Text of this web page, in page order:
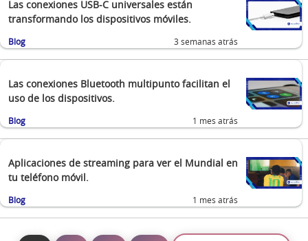
Las conexiones USB-C universales están
transformando los dispositivos móviles.
Blog 3 semanas atrás
Las conexiones Bluetooth multipunto facilitan el
uso de los dispositivos.
Blog 1 mes atrás
Aplicaciones de streaming para ver el Mundial en
tu teléfono móvil.
Blog 1 mes atrás